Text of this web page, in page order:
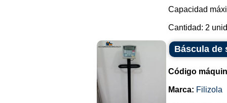
Capacidad
Cantidad: 2
Báscula de
Código
Marca: Filizola